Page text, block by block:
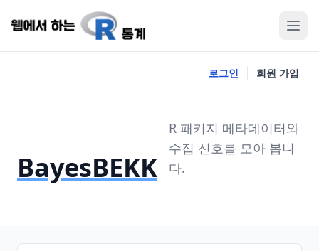
로그인 회원 가입
BayesBEKK
R 패키지 메타데이터와
수집 신호를 모아 봅니
다.